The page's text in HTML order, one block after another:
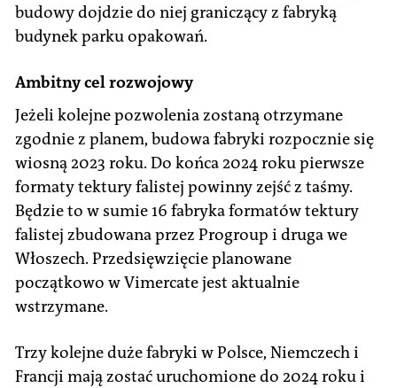
budowy dojdzie do niej graniczący z fabryką
budynek parku opakowań.
Ambitny cel rozwojowy
Jeżeli kolejne pozwolenia zostaną otrzymane
zgodnie z planem, budowa fabryki rozpocznie się
wiosną 2023 roku. Do końca 2024 roku pierwsze
formaty tektury falistej powinny zejść z taśmy.
Będzie to w sumie 16 fabryka formatów tektury
falistej zbudowana przez Progroup i druga we
Włoszech. Przedsięwzięcie planowane
początkowo w Vimercate jest aktualnie
wstrzymane.
Trzy kolejne duże fabryki w Polsce, Niemczech i
Francji mają zostać uruchomione do 2024 roku i